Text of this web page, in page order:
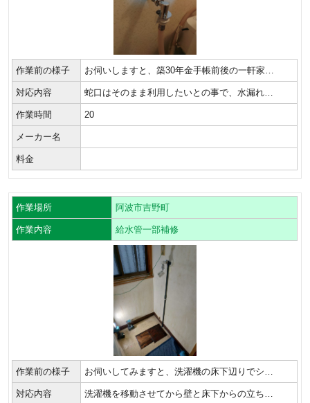
作業前の様子 お伺いしますと、築30年金手帳前後の一軒家…
対応内容 蛇口はそのまま利用したいとの事で、水漏れ…
作業時間 20
メーカー名
料金
作業場所 阿波市吉野町
作業内容 給水管一部補修
作業前の様子 お伺いしてみますと、洗濯機の床下辺りでシ…
対応内容 洗濯機を移動させてから壁と床下からの立ち…